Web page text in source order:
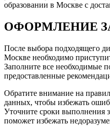
образовании в Москве с
ОФОРМЛЕНИЕ
После выбора подходящего
Москве необходимо
Заполните все необходимые
предоставленные
Обратите внимание на
данных, чтобы избежать
Уточните сроки выполнения
поможет избежать